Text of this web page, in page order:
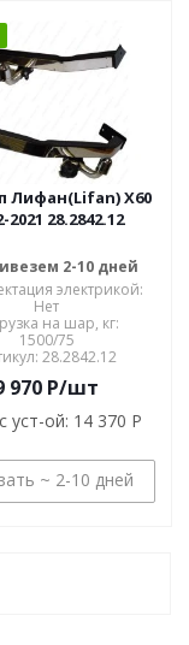
Лифан(Lifan) X60
2021 28.2842.12
2-10 дней
электрикой:
Нет
на шар, кг:
1500/75
28.2842.12
970 P/шт
уст-ой: 14 370 P
~ 2-10 дней